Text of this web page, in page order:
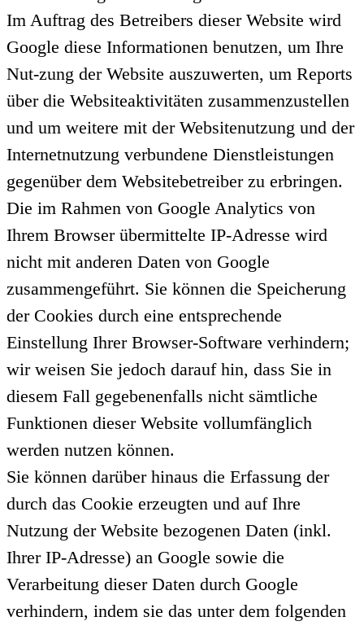
Im Auftrag des Betreibers dieser Website wird
Google diese Informationen benutzen, um Ihre
Nut-zung der Website auszuwerten, um Reports
über die Websiteaktivitäten zusammenzustellen
und um weitere mit der Websitenutzung und der
Internetnutzung verbundene Dienstleistungen
gegenüber dem Websitebetreiber zu erbringen.
Die im Rahmen von Google Analytics von
Ihrem Browser übermittelte IP-Adresse wird
nicht mit anderen Daten von Google
zusammengeführt. Sie können die Speicherung
der Cookies durch eine entsprechende
Einstellung Ihrer Browser-Software verhindern;
wir weisen Sie jedoch darauf hin, dass Sie in
diesem Fall gegebenenfalls nicht sämtliche
Funktionen dieser Website vollumfänglich
werden nutzen können.
Sie können darüber hinaus die Erfassung der
durch das Cookie erzeugten und auf Ihre
Nutzung der Website bezogenen Daten (inkl.
Ihrer IP-Adresse) an Google sowie die
Verarbeitung dieser Daten durch Google
verhindern, indem sie das unter dem folgenden